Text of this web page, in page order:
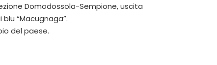
Domodossola-Sempione, uscita
“Macugnaga”.
del paese.